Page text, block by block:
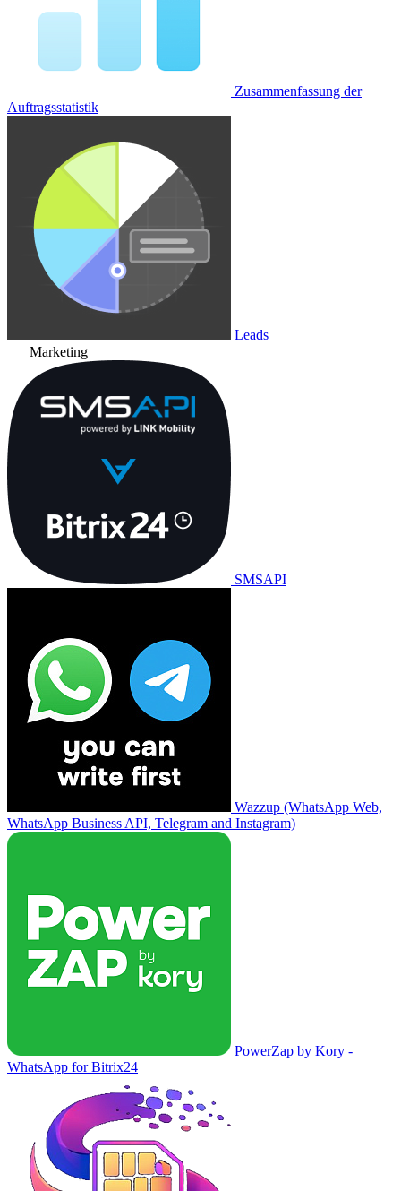
Zusammenfassung der
Auftragsstatistik
Leads
Marketing
SMSAPI
Wazzup (WhatsApp Web,
WhatsApp Business API, Telegram and Instagram)
PowerZap by Kory -
WhatsApp for Bitrix24